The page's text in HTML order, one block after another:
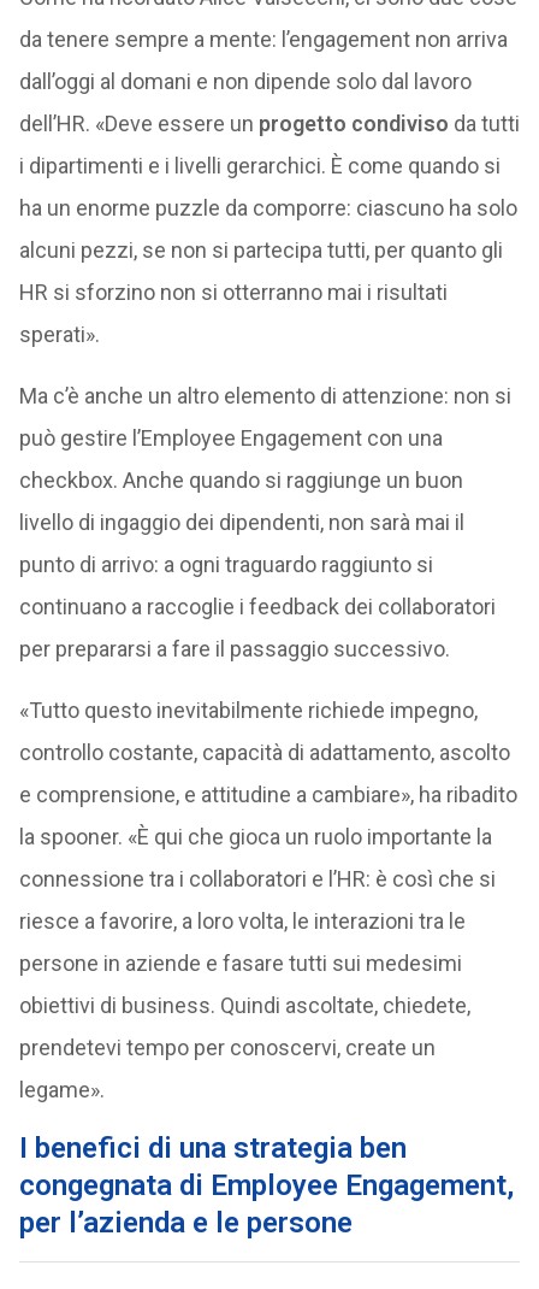
da tenere sempre a mente: l’engagement non arriva
dall’oggi al domani e non dipende solo dal lavoro
dell’HR. «Deve essere un progetto condiviso da tutti
i dipartimenti e i livelli gerarchici. È come quando si
ha un enorme puzzle da comporre: ciascuno ha solo
alcuni pezzi, se non si partecipa tutti, per quanto gli
HR si sforzino non si otterranno mai i risultati
sperati».
Ma c’è anche un altro elemento di attenzione: non si
può gestire l’Employee Engagement con una
checkbox. Anche quando si raggiunge un buon
livello di ingaggio dei dipendenti, non sarà mai il
punto di arrivo: a ogni traguardo raggiunto si
continuano a raccoglie i feedback dei collaboratori
per prepararsi a fare il passaggio successivo.
«Tutto questo inevitabilmente richiede impegno,
controllo costante, capacità di adattamento, ascolto
e comprensione, e attitudine a cambiare», ha ribadito
la spooner. «È qui che gioca un ruolo importante la
connessione tra i collaboratori e l’HR: è così che si
riesce a favorire, a loro volta, le interazioni tra le
persone in aziende e fasare tutti sui medesimi
obiettivi di business. Quindi ascoltate, chiedete,
prendetevi tempo per conoscervi, create un
legame».
I benefici di una strategia ben
congegnata di Employee Engagement,
per l’azienda e le persone